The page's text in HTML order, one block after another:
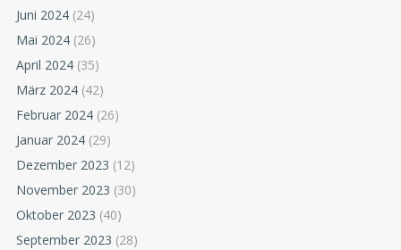
Juni 2024 (24)
Mai 2024 (26)
April 2024 (35)
März 2024 (42)
Februar 2024 (26)
Januar 2024 (29)
Dezember 2023 (12)
November 2023 (30)
Oktober 2023 (40)
September 2023 (28)